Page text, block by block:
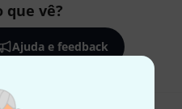
que vê?
Ajuda e feedback